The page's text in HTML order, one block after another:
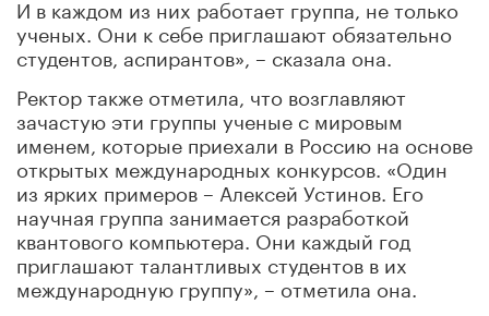
И в каждом из них работает группа, не только
ученых. Они к себе приглашают обязательно
студентов, аспирантов», – сказала она.
Ректор также отметила, что возглавляют
зачастую эти группы ученые с мировым
именем, которые приехали в Россию на основе
открытых международных конкурсов. «Один
из ярких примеров – Алексей Устинов. Его
научная группа занимается разработкой
квантового компьютера. Они каждый год
приглашают талантливых студентов в их
международную группу», – отметила она.